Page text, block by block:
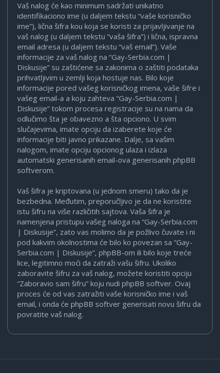
Vaš nalog će kao minimum sadržati unikatno
identifikaciono ime (u daljem tekstu “vaše korisničko
ime”), lična šifra kou koja se koristi za prijavljivanje na
vaš nalog (u daljem tekstu “vaša šifra”) i lična, ispravna
email adresa (u daljem tekstu “vaš email”). Vaše
informacije za vaš nalog na “Gay-Serbia.com |
Diskusije” su zaštićene sa zakonima o zaštiti podataka
prihvatljivim u zemlji koja hostuje nas. Bilo koje
informacije pored vašeg korisničkog imena, vaše šifre i
vašeg email-a a koju zahteva “Gay-Serbia.com |
Diskusije” tokom procesa registracije su na nama da
odlučimo šta je obavezno a šta opciono. U svim
slučajevima, imate opciju da izaberete koje će
informacije biti javno prikazane. Dalje, sa vašim
nalogom, imate opciju opcionog ulaza i izlaza
automatski generisanih email-ova generisanih phpBB
softverom.
Vaš šifra je kriptovana (u jednom smeru) tako da je
bezbedna. Međutim, preporučljivo je da ne koristite
istu šifru na više različitih sajtova. Vaša šifra je
namenjena pristupu vašeg naloga na “Gay-Serbia.com
| Diskusije”, zato vas molimo da je požlivo čuvate i ni
pod kakvim okolnostima će bilo ko povezan sa “Gay-
Serbia.com | Diskusije”, phpBB-om ili bilo koje treće
lice, legitimno moći da zatraži vašu šifru. Ukoliko
zaboravite šifru za vaš nalog, možete koristiti opciju
“Zaboravio sam šifru” koju nudi phpBB softver. Ovaj
proces će od vas zatražiti vaše korisničko ime i vaš
email, i onda će phpBB softver generisati novu šifru da
povratite vaš nalog.